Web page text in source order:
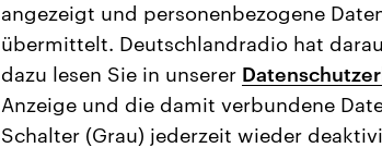
angezeigt und personenbezogene
übermittelt. Deutschlandradio hat
dazu lesen Sie in unserer
Anzeige und die damit verbundene
Schalter (Grau) jederzeit wieder